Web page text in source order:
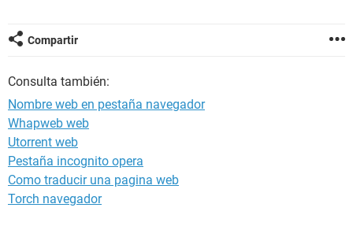
Compartir
Consulta también:
Nombre web en pestaña navegador
Whapweb web
Utorrent web
Pestaña incognito opera
Como traducir una pagina web
Torch navegador